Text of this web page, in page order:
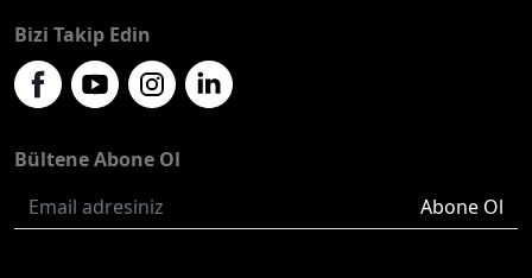
Bizi Takip Edin
Bültene Abone Ol
Abone Ol